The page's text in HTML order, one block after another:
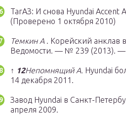
ТагАЗ: И снова Hyundai Accent
(Проверено 1 октября 2010)
Темкин А . Корейский анклав
Ведомости. — № 239 (2013). —
↑ 12Непомнящий А. Hyundai
14 декабря 2011.
Завод Hyundai в Санкт-
апреля 2009.